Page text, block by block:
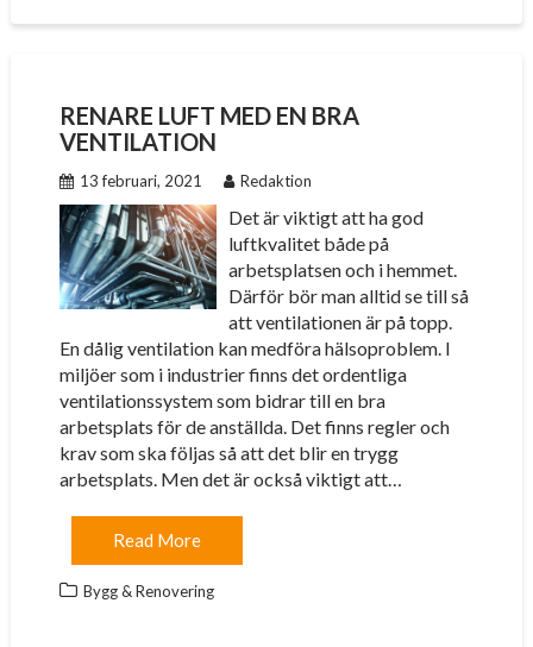
RENARE LUFT MED EN BRA
VENTILATION
13 februari, 2021 Redaktion
Det är viktigt att ha god
luftkvalitet både på
arbetsplatsen och i hemmet.
Därför bör man alltid se till så
att ventilationen är på topp.
En dålig ventilation kan medföra hälsoproblem. I
miljöer som i industrier finns det ordentliga
ventilationssystem som bidrar till en bra
arbetsplats för de anställda. Det finns regler och
krav som ska följas så att det blir en trygg
arbetsplats. Men det är också viktigt att…
Read More
Bygg & Renovering